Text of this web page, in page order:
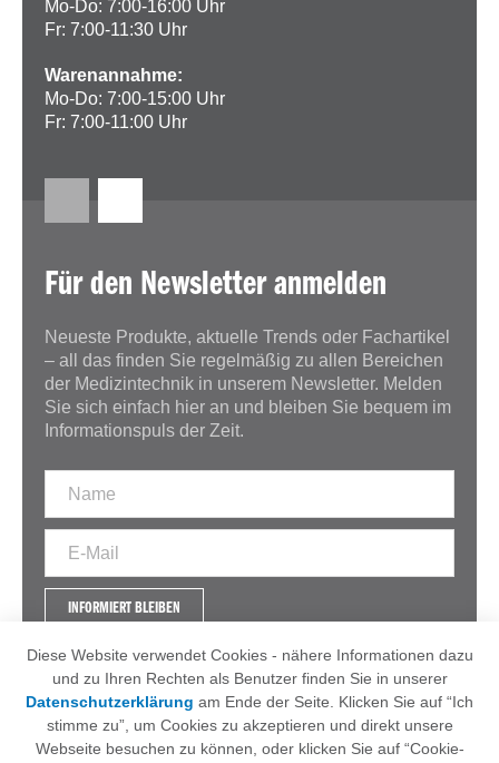
Mo-Do: 7:00-16:00 Uhr
Fr: 7:00-11:30 Uhr
Warenannahme:
Mo-Do: 7:00-15:00 Uhr
Fr: 7:00-11:00 Uhr
Für den Newsletter anmelden
Neueste Produkte, aktuelle Trends oder Fachartikel
– all das finden Sie regelmäßig zu allen Bereichen
der Medizintechnik in unserem Newsletter. Melden
Sie sich einfach hier an und bleiben Sie bequem im
Informationspuls der Zeit.
INFORMIERT BLEIBEN
IMPRESSUM
AGB
DATENSCHUTZERKLÄRUNG
Diese Website verwendet Cookies - nähere Informationen dazu
und zu Ihren Rechten als Benutzer finden Sie in unserer
Datenschutzerklärung am Ende der Seite. Klicken Sie auf “Ich
stimme zu”, um Cookies zu akzeptieren und direkt unsere
Webseite besuchen zu können, oder klicken Sie auf “Cookie-